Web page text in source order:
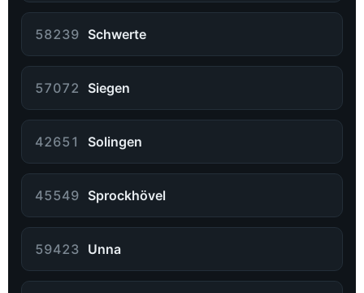
58239 Schwerte
57072 Siegen
42651 Solingen
45549 Sprockhövel
59423 Unna